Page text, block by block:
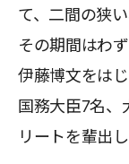
て、二間の狭
その期間はわ
伊藤博文をは
国務大臣7名
リートを輩出し